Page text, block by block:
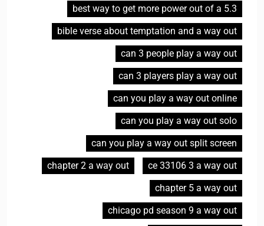
best way to get more power out of a 5.3
bible verse about temptation and a way out
can 3 people play a way out
can 3 players play a way out
can you play a way out online
can you play a way out solo
can you play a way out split screen
ce 33106 3 a way out
chapter 2 a way out
chapter 5 a way out
chicago pd season 9 a way out